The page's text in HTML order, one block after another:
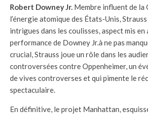
Robert Downey Jr. Membre influent de la
l’énergie atomique des États-Unis,
intrigues dans les coulisses, aspect mis en
performance de Downey Jr.à ne pas
crucial, Strauss joue un rôle dans les
controversées contre Oppenheimer, un
de vives controverses et qui pimente le
spectaculaire.
En définitive, le projet Manhattan,